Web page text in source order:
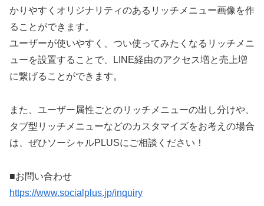
かりやすくオリジナリティのあるリッチメニュー画像を作
ることができます。
ユーザーが使いやすく、つい使ってみたくなるリッチメニ
ューを設置することで、LINE経由のアクセス増と売上増
に繋げることができます。
また、ユーザー属性ごとのリッチメニューの出し分けや、
タブ型リッチメニューなどのカスタマイズをお考えの場合
は、ぜひソーシャルPLUSにご相談ください！
■お問い合わせ
https://www.socialplus.jp/inquiry